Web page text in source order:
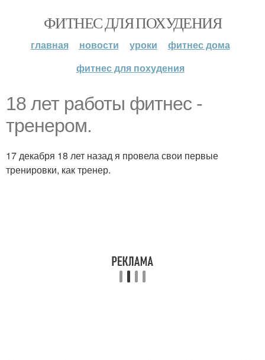
ФИТНЕС ДЛЯ ПОХУДЕНИЯ
главная новости уроки
фитнес дома
фитнес для похудения
18 лет работы фитнес -
тренером.
17 декабря 18 лет назад я провела свои первые
тренировки, как тренер.